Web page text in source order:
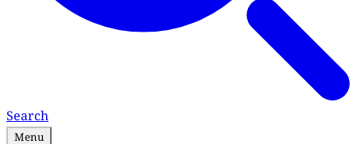
Search
Menu